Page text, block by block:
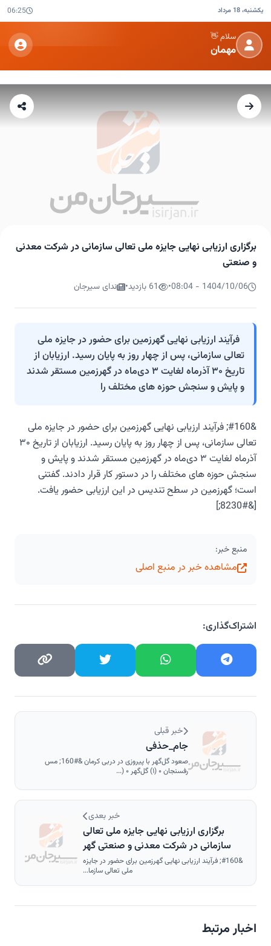
یکشنبه، 18 مرداد 06:25
سلام 👋
مهمان
برگزاری ارزیابی نهایی جایزه ملی تعالی سازمانی در شرکت معدنی
و صنعتی
1404/10/06 - 08:04
• 61 بازدید • ندای سیرجان
فرآیند ارزیابی نهایی گهرزمین برای حضور در جایزه ملی
تعالی سازمانی، پس از چهار روز به پایان رسید. ارزیابان از
تاریخ ۳۰ آذرماه لغایت ۳ دی‌ماه در گهرزمین مستقر شدند
و پایش و سنجش حوزه های مختلف را
&#160; فرآیند ارزیابی نهایی گهرزمین برای حضور در جایزه ملی
تعالی سازمانی، پس از چهار روز به پایان رسید. ارزیابان از تاریخ ۳۰
آذرماه لغایت ۳ دی‌ماه در گهرزمین مستقر شدند و پایش و
سنجش حوزه های مختلف را در دستور کار قرار دادند. گفتنی
است؛ گهرزمین در سطح تندیس در این ارزیابی حضور یافت.
[&#8230;]
منبع خبر:
مشاهده خبر در منبع اصلی
اشتراک‌گذاری:
خبر قبلی
جام_حذفی
صعود گل‌گهر با پیروزی در دربی کرمان &#160; مس
رفسنجان ۰ (۱) گل‌گهر ۰ (...
خبر بعدی
برگزاری ارزیابی نهایی جایزه ملی تعالی
سازمانی در شرکت معدنی و صنعتی گهر
زمین
&#160; فرآیند ارزیابی نهایی گهرزمین برای حضور در جایزه
ملی تعالی سازما...
اخبار مرتبط